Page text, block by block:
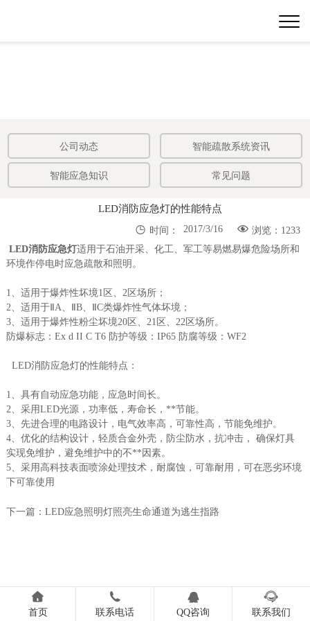
公司动态 智能疏散系统资讯
智能应急知识 常见问题
LED消防应急灯的性能特点
 浏览：1233
 时间：
2017/3/16
LED消防应急灯适用于石油开采、化工、军工等易燃易爆危险场所和
环境作停电时应急疏散和照明。
1、适用于爆炸性坏境1区、2区场所；
2、适用于ⅡA、ⅡB、ⅡC类爆炸性气体坏境；
3、适用于爆炸性粉尘坏境20区、21区、22区场所。
防爆标志：Ex d II C T6 防护等级：IP65 防腐等级：WF2
LED消防应急灯的性能特点：
1、具有自动应急功能，应急时间长。
2、采用LED光源，功率低，寿命长，**节能。
3、先进合理的电路设计，电气效率高，可靠性高，节能免维护。
4、优化的结构设计，轻质合金外壳，防尘防水，抗冲击， 确保灯具
实现免维护，避免维护中的不**因素。
5、采用高科技表面喷涂处理技术，耐腐蚀，可靠耐用，可在恶劣环境
下可靠使用
下一篇： LED应急照明灯照亮生命通道为逃生指路

首页

联系电话

QQ咨询

联系我们